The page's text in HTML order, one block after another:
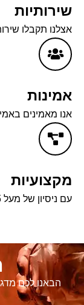
שירותיות
אצלנו תקבלו
אמינות
אנו מאמינים
מקצועיות
עם ניסיון של מעל 5 שנים בתחום, מעל ל5,000 לקוחות מרוצים
הבאנו לכם